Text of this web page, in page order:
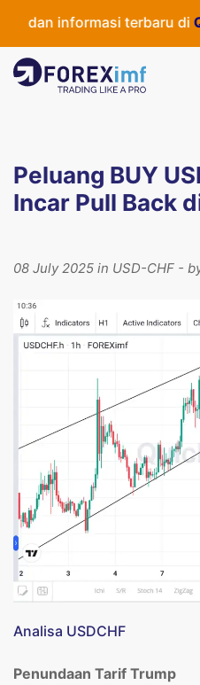
informasi terbaru di
Peluang BUY
Incar Pull Back
08 July 2025 in USD-CHF -
Analisa USDCHF
Penundaan Tarif Trump